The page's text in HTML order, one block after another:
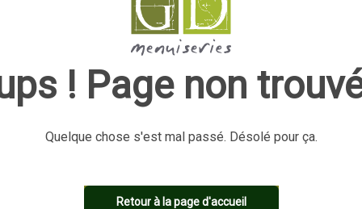
! Page non
Quelque chose s'est mal passé. Désolé pour ça.
Retour à la page d'accueil